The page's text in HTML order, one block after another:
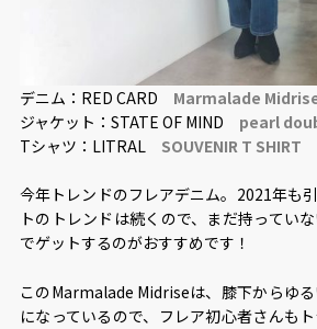
デニム：RED CARD Marmalade
ジャケット：STATE OF MIND pearl
Tシャツ：LITRAL SOUVENIR T SHIRT
今年トレンドのフレアデニム。2021年も
トのトレンドは続くので、まだ持ってい
でゲットするのがおすすめです！
このMarmalade Midriseは、膝下からゆ
になっているので、フレア初心者さんも